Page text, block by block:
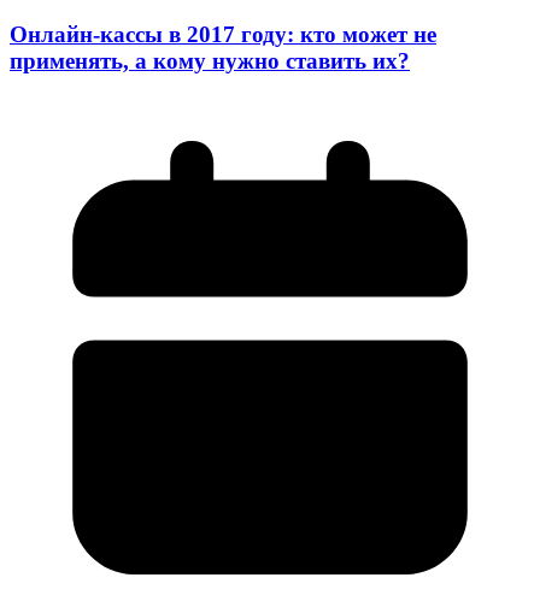
Онлайн-кассы в 2017 году: кто может не
применять, а кому нужно ставить их?